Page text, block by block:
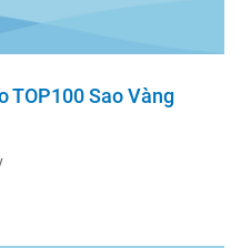
TOP100 Sao Vàng